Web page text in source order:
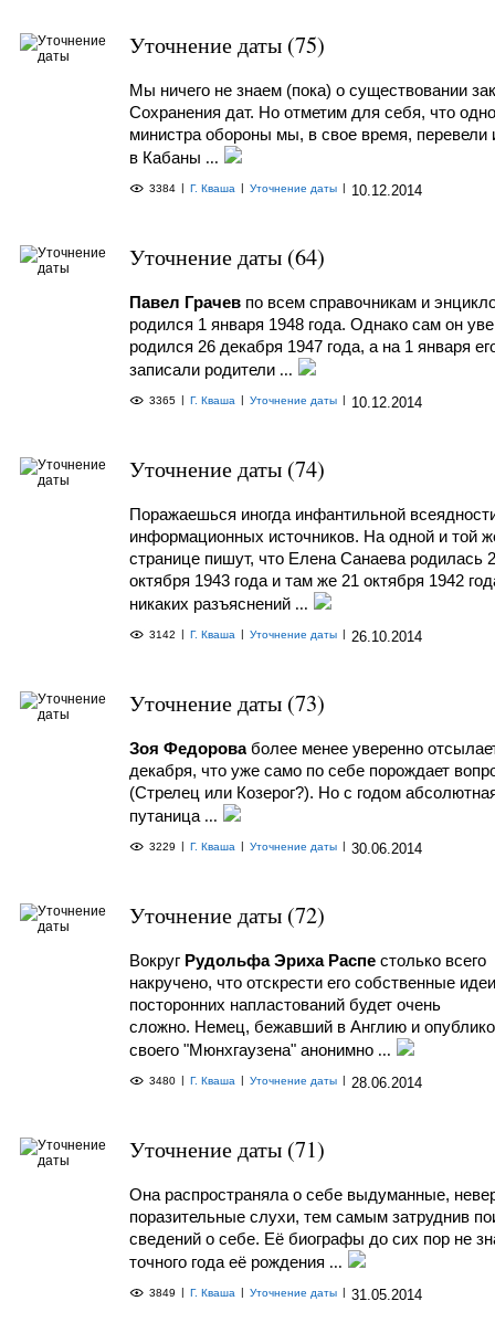
Уточнение даты (75)
Мы ничего не знаем (пока) о существовании
Сохранения дат. Но отметим для себя, что
министра обороны мы, в свое время, перевели
в Кабаны ...
3384 | Г. Кваша | Уточнение даты | 10.12.2014
Уточнение даты (64)
Павел Грачев по всем справочникам и
родился 1 января 1948 года. Однако сам он
родился 26 декабря 1947 года, а на 1 января
записали родители ...
3365 | Г. Кваша | Уточнение даты | 10.12.2014
Уточнение даты (74)
Поражаешься иногда инфантильной
информационных источников. На одной и той
странице пишут, что Елена Санаева родилась
октября 1943 года и там же 21 октября 1942
никаких разъяснений ...
3142 | Г. Кваша | Уточнение даты | 26.10.2014
Уточнение даты (73)
Зоя Федорова более менее уверенно
декабря, что уже само по себе порождает
(Стрелец или Козерог?). Но с годом
путаница ...
3229 | Г. Кваша | Уточнение даты | 30.06.2014
Уточнение даты (72)
Вокруг Рудольфа Эриха Распе столько всего
накручено, что отскрести его собственные
посторонних напластований будет очень
сложно. Немец, бежавший в Англию и
своего "Мюнхгаузена" анонимно ...
3480 | Г. Кваша | Уточнение даты | 28.06.2014
Уточнение даты (71)
Она распространяла о себе выдуманные,
поразительные слухи, тем самым затруднив
сведений о себе. Её биографы до сих пор не
точного года её рождения ...
3849 | Г. Кваша | Уточнение даты | 31.05.2014